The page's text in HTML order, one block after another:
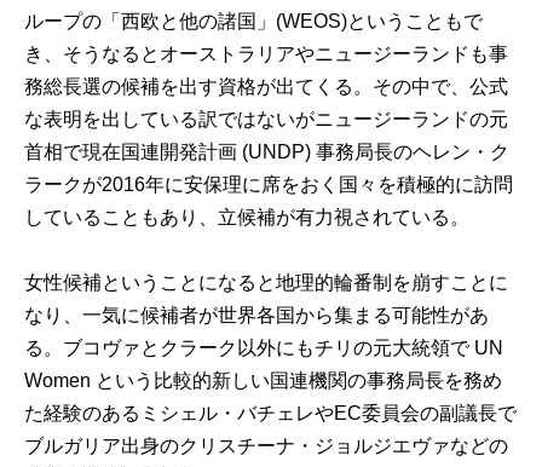
ループの「西欧と他の諸国」(WEOS)ということもで
き、そうなるとオーストラリアやニュージーランドも事
務総長選の候補を出す資格が出てくる。その中で、公式
な表明を出している訳ではないがニュージーランドの元
首相で現在国連開発計画 (UNDP) 事務局長のヘレン・ク
ラークが2016年に安保理に席をおく国々を積極的に訪問
していることもあり、立候補が有力視されている。
女性候補ということになると地理的輪番制を崩すことに
なり、一気に候補者が世界各国から集まる可能性があ
る。ブコヴァとクラーク以外にもチリの元大統領で UN
Women という比較的新しい国連機関の事務局長を務め
た経験のあるミシェル・バチェレやEC委員会の副議長で
ブルガリア出身のクリスチーナ・ジョルジエヴァなどの